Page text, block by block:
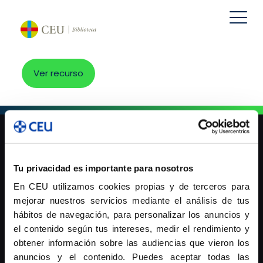
Tu privacidad es importante para nosotros
En CEU utilizamos cookies propias y de terceros para
mejorar nuestros servicios mediante el análisis de tus
hábitos de navegación, para personalizar los anuncios y
el contenido según tus intereses, medir el rendimiento y
obtener información sobre las audiencias que vieron los
anuncios y el contenido. Puedes aceptar todas las
Ver recurso
Universidad San Pablo-CEU